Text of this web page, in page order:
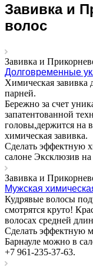
Завивка и
волос
Завивка и
Долговременные
Химическая
парней.
Бережно за счет
запатентованной
головы,держится на
химическая завивка.
Сделать эффектную
салоне Эксклюзив
Завивка и
Мужская
Кудрявые волосы
смотрятся круто!
волосах средней
Сделать эффектную
Барнауле можно в
+7 961-235-37-63.